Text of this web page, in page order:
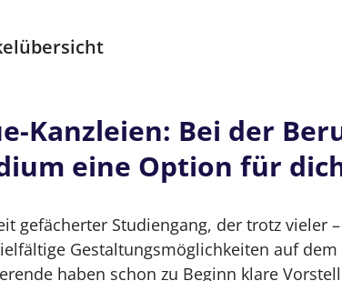
Vorteile, Gehalt,
Kanzleien: Bei der Berufswahl nach dem
Was ist eine Boutique-Kanzlei?
Boutiquen anders als andere
Kanzleien: Bei der
eine Option für
gefächerter Studiengang, der trotz vieler
Gestaltungsmöglichkeiten auf
haben schon zu Beginn klare